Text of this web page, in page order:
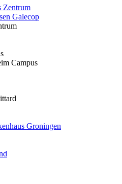
Zentrum
Galecop
Campus
Groningen